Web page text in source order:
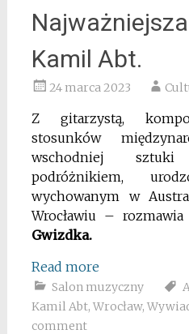
Kamil Abt.
24 marca 2023
Z gitarzystą,
stosunków
wschodniej
podróżnikiem,
wychowanym w
Wrocławiu –
Gwizdka.
Read more
Salon muzyczny
Kamil Abt, Wrocław,
comment